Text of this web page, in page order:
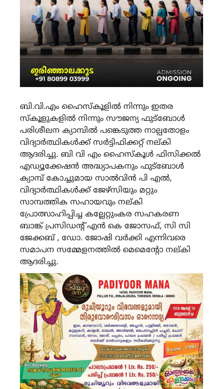
ബി.വി.എം ഹൈസ്കൂളിൽ നിന്നും ഇതര
സ്കൂളുകളിൽ നിന്നും സൗജന്യ ഫുട്ബോൾ
പരിശീലന ക്യാമ്പിൽ പങ്കെടുത്ത നാല്പതോളം
വിദ്യാർത്ഥികൾക്ക് സർട്ടിഫിക്കറ്റ് നല്കി
ആദരിച്ചു. ബി വി എം ഹൈസ്കൂൾ ഫിസിക്കൽ
എഡ്യൂക്കേഷൻ അദ്ധ്യാപകനും ഫുട്ബോൾ
ക്യാമ്പ് കോച്ചുമായ സാൽവിൻ പി എൽ,
വിദ്യാർത്ഥികൾക്ക് ജേഴ്സിയും മറ്റും
സാമ്പത്തിക സഹായവും നല്കി
പ്രോത്സാഹിപ്പിച്ച കല്ലേറ്റുംകര സഹകരണ
ബാങ്ക് പ്രസിഡൻ്റ് എൻ കെ ജോസഫ്, സി സി
ജേക്കബ് , ഡോ. ജോഷി വർക്കി എന്നിവരെ
സമാപന സമ്മേളനത്തിൽ മെമെൻ്റോ നല്കി
ആദരിച്ചു.